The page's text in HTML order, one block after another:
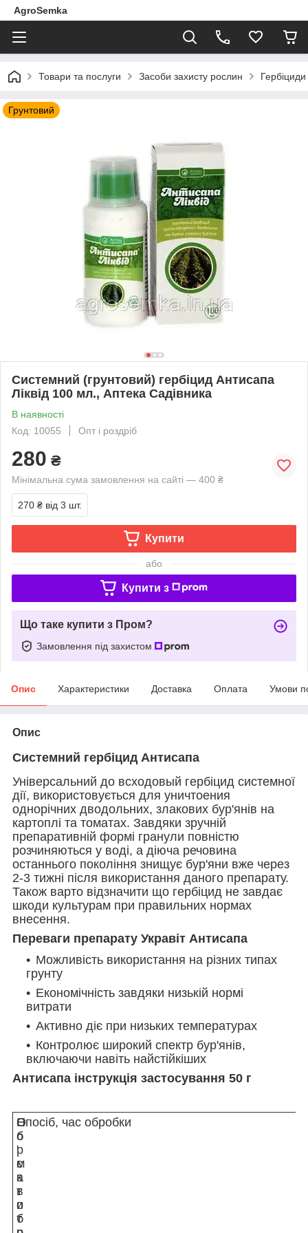
AgroSemka
Товари та послуги Засоби захисту рослин Гербіциди
Грунтовий
Системний (грунтовий) гербіцид Антисапа
Ліквід 100 мл., Аптека Садівника
В наявності
Код: 10055
Опт і роздріб
280 ₴
Мінімальна сума замовлення на сайті — 400 ₴
270 ₴ від 3 шт.
Купити
або
Купити з
Що таке купити з Пром?
Замовлення під захистом
Опис Характеристики Доставка Оплата Умови
Опис
Системний гербіцид Антисапа
Універсальний до всходовый гербіцид системної
дії, використовується для уничтоения
однорічних дводольних, злакових бур'янів на
картоплі та томатах. Завдяки зручній
препаративній формі гранули повністю
розчиняються у воді, а діюча речовина
останнього покоління знищує бур'яни вже через
2-3 тижні після використання даного препарату.
Також варто відзначити що гербіцид не завдає
шкоди культурам при правильних нормах
внесення.
Переваги препарату Укравіт Антисапа
Можливість використання на різних типах
грунту
Економічність завдяки низькій нормі
витрати
Активно діє при низьких температурах
Контролює широкий спектр бур'янів,
включаючи навіть найстійкіших
Антисапа інструкція застосування 50 г
О
б
'
є
к
т
о
б
Н
о
р
м
а
в
и
т
Спосіб, час обробки